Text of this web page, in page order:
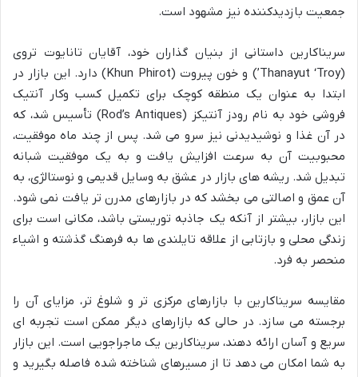
جمعیت بازدیدکننده نیز مشهود است.
سریناکارین داستانی از بنیان گذاران خود، آقایان تانایوت تروی
(Thanayut ‘Troy’) و خون پیروت (Khun Phirot) دارد. این بازار در
ابتدا به عنوان یک منطقه کوچک برای تکمیل کسب وکار آنتیک
فروشی خود به نام رودز آنتیکز (Rod’s Antiques) تأسیس شد، که
در آن غذا و نوشیدیدنی نیز سرو می شد. پس از چند ماه موفقیت،
محبوبیت آن به سرعت افزایش یافت و به یک موفقیت شبانه
تبدیل شد. ریشه های بازار در عشق به وسایل قدیمی و نوستالژی، به
آن عمق و اصالتی می بخشد که در بازارهای مدرن تر یافت نمی شود.
این بازار، بیشتر از آنکه یک جاذبه توریستی باشد، مکانی است برای
زندگی محلی و بازتابی از علاقه تایلندی ها به فرهنگ گذشته و اشیاء
منحصر به فرد.
مقایسه سریناکارین با بازارهای مرکزی تر و شلوغ تر، مزایای آن را
برجسته می سازد. در حالی که بازارهای دیگر ممکن است تجربه ای
سریع و آسان ارائه دهند، سریناکارین یک ماجراجویی است. این بازار
به شما امکان می دهد تا از مسیرهای شناخته شده فاصله بگیرید و